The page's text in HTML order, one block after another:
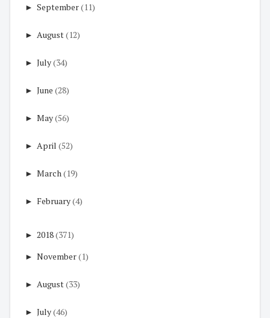
► September(11)
► August(12)
► July(34)
► June (28)
► May(56)
► April (52)
► March (19)
► February(4)
► 2018(371)
► November(1)
► August(33)
► July(46)